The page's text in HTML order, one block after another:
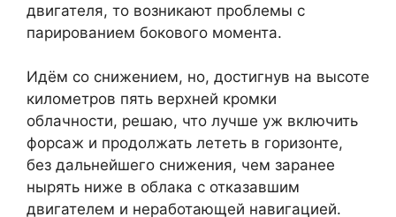
двигателя, то возникают проблемы с
парированием бокового момента.
Идём со снижением, но, достигнув на высоте
километров пять верхней кромки
облачности, решаю, что лучше уж включить
форсаж и продолжать лететь в горизонте,
без дальнейшего снижения, чем заранее
нырять ниже в облака с отказавшим
двигателем и неработающей навигацией.